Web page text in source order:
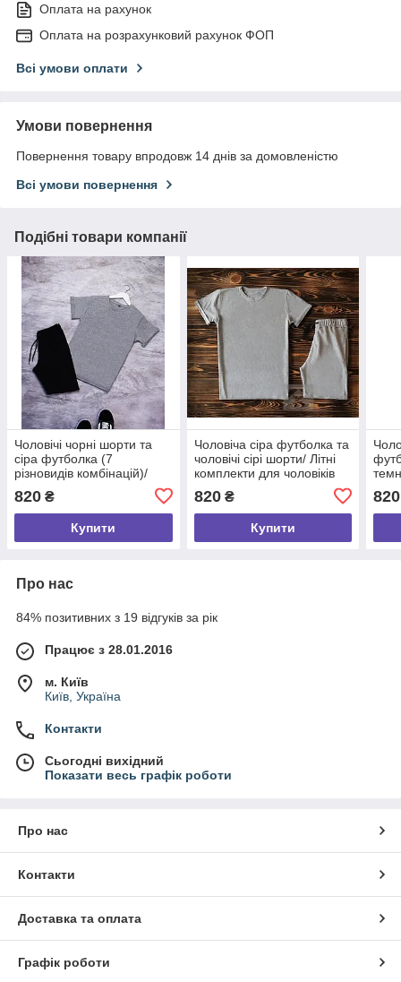
Оплата на рахунок
Оплата на розрахунковий рахунок ФОП
Всі умови оплати
Умови повернення
Повернення товару впродовж 14 днів за домовленістю
Всі умови повернення
Подібні товари компанії
Чоловічі чорні шорти та
сіра футболка (7
різновидів комбінацій)/
чоловіків без принтів
820 ₴
Купити
Чоловіча сіра футболка та
чоловічі сірі шорти/ Літні
комплекти для чоловіків
820₴
Купити
820
Про нас
84% позитивних з 19 відгуків за рік
Працює з 28.01.2016
м. Київ
Київ, Україна
Контакти
Сьогодні вихідний
Показати весь графік роботи
Про нас
Контакти
Доставка та оплата
Графік роботи